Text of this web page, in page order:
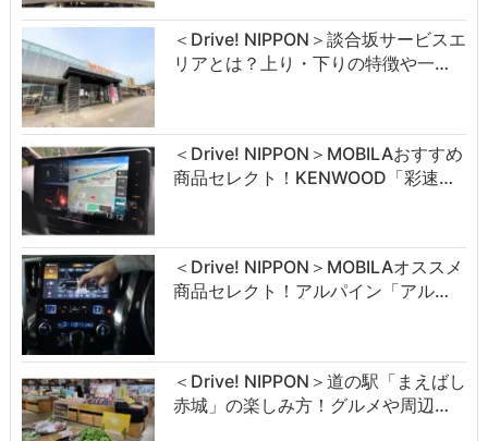
＜Drive! NIPPON＞談合坂サービスエ
リアとは？上り・下りの特徴や一…
＜Drive! NIPPON＞MOBILAおすすめ
商品セレクト！KENWOOD「彩速…
＜Drive! NIPPON＞MOBILAオススメ
商品セレクト！アルパイン「アル…
＜Drive! NIPPON＞道の駅「まえばし
赤城」の楽しみ方！グルメや周辺…